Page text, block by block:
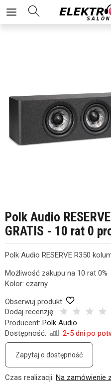
Polk Audio
GRATIS - 10 rat 0
Polk Audio RESERVE R350
Możliwość zakupu na 10 rat 0%
Kolor: czarny
Obserwuj produkt:
Dodaj recenzję:
Producent: Polk Audio
Dostępność:
2-5 dni po
Zapytaj o dostępność
Czas realizacji: Na zamówienie